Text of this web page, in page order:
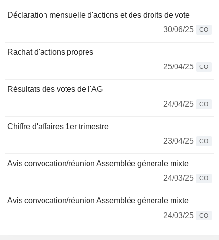
Déclaration mensuelle d'actions et des droits de vote
30/06/25
CO
Rachat d'actions propres
25/04/25
CO
Résultats des votes de l'AG
24/04/25
CO
Chiffre d'affaires 1er trimestre
23/04/25
CO
Avis convocation/réunion Assemblée générale mixte
24/03/25
CO
Avis convocation/réunion Assemblée générale mixte
24/03/25
CO